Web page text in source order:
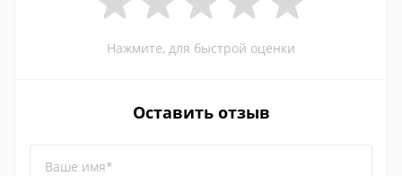
Нажмите, для быстрой оценки
Оставить отзыв
Ваше имя*